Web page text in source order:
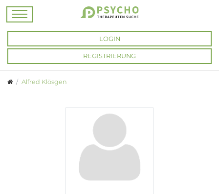
LOGIN
REGISTRIERUNG
Alfred Klösgen